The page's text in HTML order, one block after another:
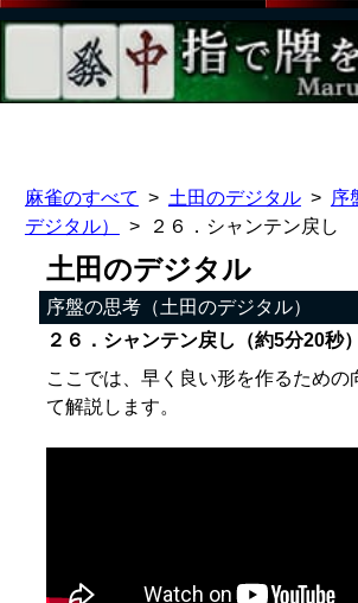
麻雀のすべて 土田のデジタル
序
デジタル）
２６．シャンテン戻し
土田のデジタル
序盤の思考（土田のデジタル）
２６．シャンテン戻し（約5分20秒）
ここでは、早く良い形を作るための
て解説します。